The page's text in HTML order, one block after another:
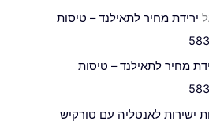
ירידת מחיר לתאילנד – טיסות
מחיר לתאילנד – טיסות
לאנטליה עם טורקיש